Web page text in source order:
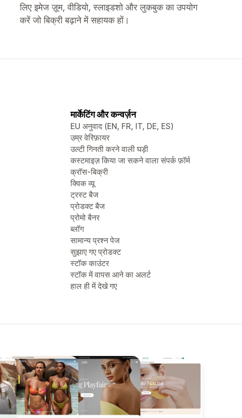
लिए इमेज ज़ूम, वीडियो, स्लाइडशो और लुकबुक का उपयोग
करें जो बिक्री बढ़ाने में सहायक हों।
मार्केटिंग और कन्वर्ज़न
EU अनुवाद (EN, FR, IT, DE, ES)
उम्र वेरिफ़ायर
उल्टी गिनती करने वाली घड़ी
कस्टमाइज़ किया जा सकने वाला संपर्क फ़ॉर्म
क्रॉस-बिक्री
क्विक व्यू
ट्रस्ट बैज
प्रोडक्ट बैज
प्रोमो बैनर
ब्लॉग
सामान्य प्रश्न पेज
सुझाए गए प्रोडक्ट
स्टॉक काउंटर
स्टॉक में वापस आने का अलर्ट
हाल ही में देखे गए